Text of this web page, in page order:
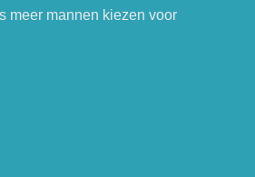
meer mannen kiezen voor